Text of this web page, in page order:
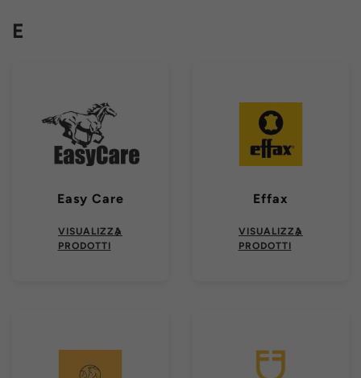
E
Easy Care
VISUALIZZA
PRODOTTI
Effax
VISUALIZZA
PRODOTTI